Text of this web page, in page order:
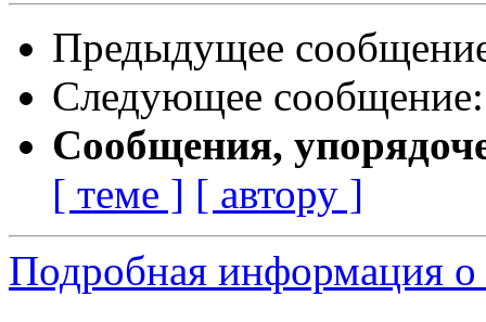
Предыдущее
Следующее
Сообщения,
[ теме ] [ автору ]
Подробная информация о